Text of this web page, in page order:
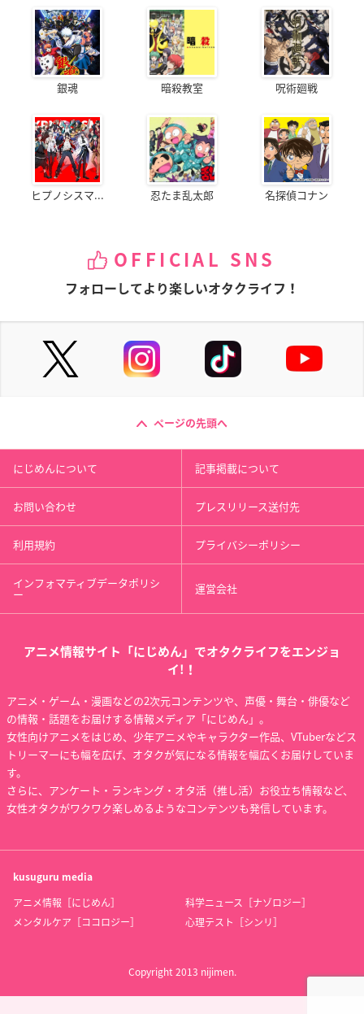
銀魂 暗殺教室 呪術廻戦
ヒプノシスマ... 忍たま乱太郎 名探偵コナン
OFFICIAL SNS
フォローしてより楽しいオタクライフ！
ページの先頭へ
にじめんについて 記事掲載について
お問い合わせ プレスリリース送付先
利用規約 プライバシーポリシー
インフォマティブデータポリシ
ー 運営会社
アニメ情報サイト「にじめん」でオタクライフをエンジョ
イ!！
アニメ・ゲーム・漫画などの2次元コンテンツや、声優・舞台・俳優など
の情報・話題をお届けする情報メディア「にじめん」。
女性向けアニメをはじめ、少年アニメやキャラクター作品、VTuberなどス
トリーマーにも幅を広げ、オタクが気になる情報を幅広くお届けしていま
す。
さらに、アンケート・ランキング・オタ活（推し活）お役立ち情報など、
女性オタクがワクワク楽しめるようなコンテンツも発信しています。
kusuguru media
アニメ情報［にじめん］
科学ニュース［ナゾロジー］
メンタルケア［ココロジー］
心理テスト［シンリ］
Copyright 2013 nijimen.